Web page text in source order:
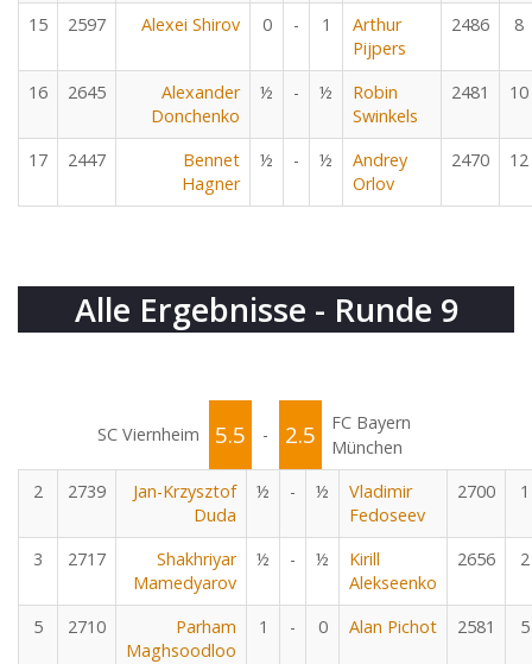
15 2597 Alexei Shirov 0 - 1
Arthur
Pijpers
2486 8
16 2645
Alexander
Donchenko
½ - ½
Robin
Swinkels
2481 10
17 2447
Bennet
Hagner
½ - ½
Andrey
Orlov
2470 12
Alle Ergebnisse - Runde 9
SC Viernheim 5.5 - 2.5
FC Bayern
München
2
2739
Jan-Krzysztof
Duda
½ - ½
Vladimir
Fedoseev
2700 1
3 2717
Shakhriyar
Mamedyarov
½ - ½
Kirill
Alekseenko
2656 2
5 2710
Parham
Maghsoodloo
1 - 0 Alan Pichot 2581 5